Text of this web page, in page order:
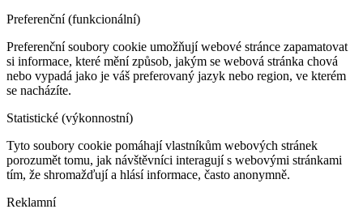
Preferenční (funkcionální)
Preferenční soubory cookie umožňují webové stránce zapamatovat
si informace, které mění způsob, jakým se webová stránka chová
nebo vypadá jako je váš preferovaný jazyk nebo region, ve kterém
se nacházíte.
Statistické (výkonnostní)
Tyto soubory cookie pomáhají vlastníkům webových stránek
porozumět tomu, jak návštěvníci interagují s webovými stránkami
tím, že shromažďují a hlásí informace, často anonymně.
Reklamní